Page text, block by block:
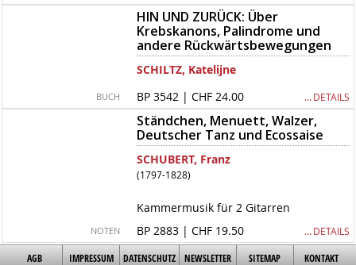
HIN UND ZURÜCK: Über
Krebskanons, Palindrome und
andere Rückwärtsbewegungen
SCHILTZ, Katelijne
BUCH BP 3542 | CHF 24.00 … DETAILS
Ständchen, Menuett, Walzer,
Deutscher Tanz und Ecossaise
SCHUBERT, Franz
(1797-1828)
Kammermusik für 2 Gitarren
NOTEN BP 2883 | CHF 19.50 … DETAILS
AGB IMPRESSUM DATENSCHUTZ NEWSLETTER SITEMAP KONTAKT